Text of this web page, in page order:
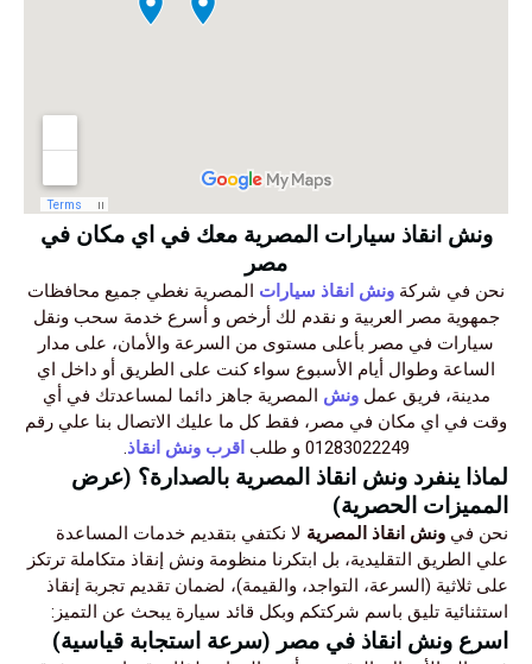
ونش انقاذ سيارات المصرية معك في اي مكان في
مصر
نحن في شركة ونش انقاذ سيارات المصرية نغطي جميع محافظات
جمهوية مصر العربية و نقدم لك أرخص و أسرع خدمة سحب ونقل
سيارات في مصر بأعلى مستوى من السرعة والأمان، على مدار
الساعة وطوال أيام الأسبوع سواء كنت على الطريق أو داخل اي
مدينة، فريق عملونش المصرية جاهز دائما لمساعدتك في أي
وقت في اي مكان في مصر، فقط كل ما عليك الاتصال بنا علي رقم
01283022249 و طلب
اقرب ونش انقاذ.
لماذا ينفرد ونش انقاذ المصرية بالصدارة؟ (عرض
المميزات الحصرية)
نحن في ونش انقاذ المصرية لا نكتفي بتقديم خدمات المساعدة
علي الطريق التقليدية، بل ابتكرنا منظومة ونش إنقاذ متكاملة ترتكز
على ثلاثية (السرعة، التواجد، والقيمة)، لضمان تقديم تجربة إنقاذ
استثنائية تليق باسم شركتكم وبكل قائد سيارة يبحث عن التميز:
اسرع ونش انقاذ في مصر (سرعة استجابة قياسية)